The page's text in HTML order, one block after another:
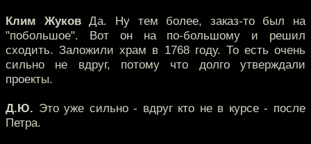
Клим ЖуковДа. Ну тем более, заказ-то был на
"побольшое". Вот он на по-большому и решил
сходить. Заложили храм в 1768 году. То есть очень
сильно не вдруг, потому что долго утверждали
проекты.
Д.Ю. Это уже сильно - вдруг кто не в курсе - после
Петра.